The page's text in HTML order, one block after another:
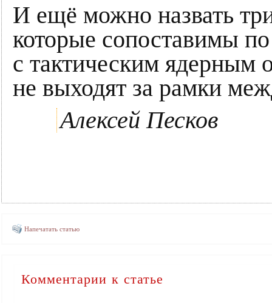
И ещё можно назвать
которые сопоставимы
с тактическим ядерным
не выходят за рамки
Алексей Песков
Напечатать статью
Комментарии к статье